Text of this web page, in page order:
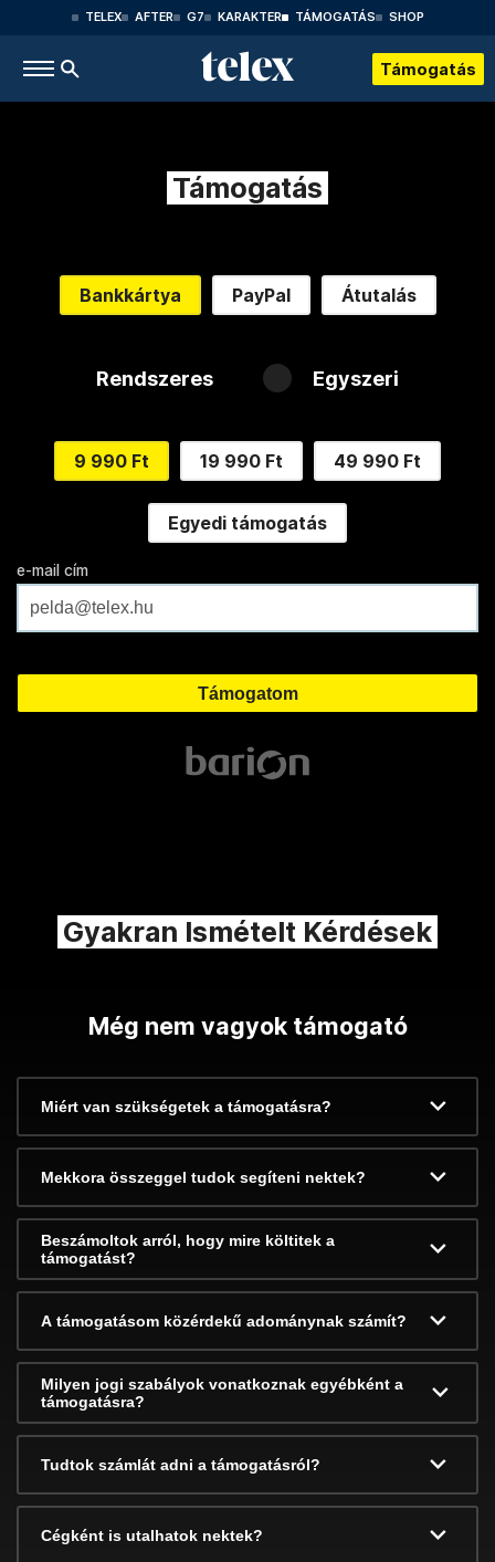
TELEX AFTER G7 KARAKTER TÁMOGATÁS SHOP
Támogatás
Támogatás
Bankkártya PayPal Átutalás
Rendszeres Egyszeri
9 990 Ft 19 990 Ft 49 990 Ft
Egyedi támogatás
e-mail cím
Gyakran Ismételt Kérdések
Még nem vagyok támogató
Miért van szükségetek a támogatásra?
Mekkora összeggel tudok segíteni nektek?
Beszámoltok arról, hogy mire költitek a
támogatást?
A támogatásom közérdekű adománynak számít?
Milyen jogi szabályok vonatkoznak egyébként a
támogatásra?
Tudtok számlát adni a támogatásról?
Cégként is utalhatok nektek?